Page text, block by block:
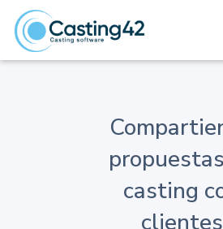
casting
clientes